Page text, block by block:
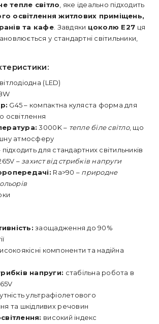
тепле світло , яке ідеально підходить
освітлення житлових приміщень,
та кафе . Завдяки цоколю E27 ця
у стандартні світильники,
(LED)
G45 – компактна куляста форма для
освітлення
3000K – тепле біле світло, що
атмосферу
підходить для стандартних світильників
– захист від стрибків напруги
Ra>90 – природне
заощадження до 90%
компоненти та надійна
напруги: стабільна робота в
ультрафіолетового
та шкідливих речовин
високий індекс